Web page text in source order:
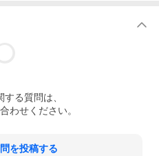
する質問は、
わせください。
を投稿する